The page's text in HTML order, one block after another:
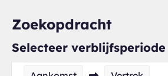
Zoekopdracht
Selecteer verblijfsperiode